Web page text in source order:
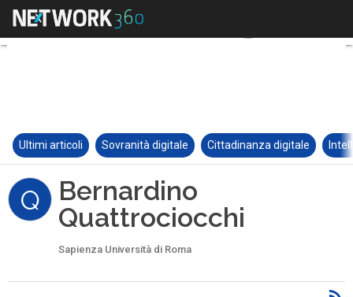
Ultimi articoli Sovranità digitale Cittadinanza digitale
Q
Bernardino
Quattrociocchi
Sapienza Università di Roma